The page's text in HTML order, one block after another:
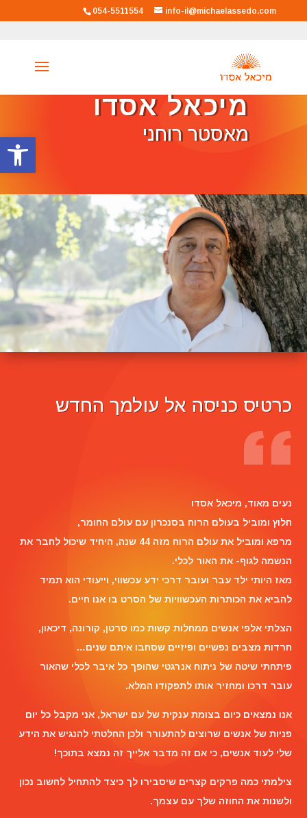
054-5511554 info-il@michaelassedo.com
מיכאל אסדו
מאסטר רוחני
כרטיס כניסה אל עולמך החדש
Reviewer Name
נעים מאוד, ‏מיכאל אסדו
חלוץ ומוביל בעולם הרוח בסנכרון עם עולם החומר,
מרפא ומוביל את עולם הרוח מזה 44 שנה, היחיד שיכול לחבר את
הנשמה לגוף- את האור לכלי.
מאז היותי ילד עבר ועובר דרכי ידע עכשווי, וייעודי הוא תמיד
להביא את הכותרות העכשוויות של הסרט בו אנו חיים.
הצלתי אלפי אנשים ממחלות קשות כמו סרטן, קורונה, דיכאון,
חרדות מצבים נפשיים ופיזיים שסחבו איתם שנים…
פיתחתי שיטה של ניתוח אנרגטי שהופך כל איבר לכלי שהאור
עובר דרכו ומחזיר אותו לתפקודו המלא.
אנו נמצאים כיום בצומת ענקית של עם ישראל, אני מקבל כל יום
פניות של אנשים שרוצים להתעורר ולכן החלטתי להנגיש את הידע
שלי לעוד אנשים, כי אם זה מדבר אלייך זה נמצא בתוכך!
צילמתי כמה פרקים קצרים שיסבירו לך כיצד להתחיל לחשוב נכון
ולשנות את החוזה שלך עם עצמך.
פתח